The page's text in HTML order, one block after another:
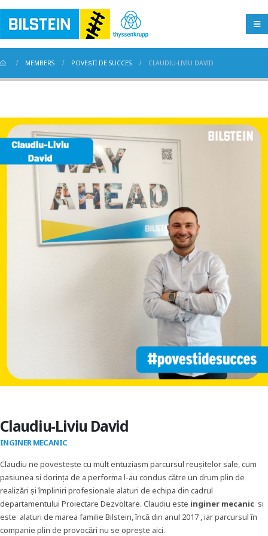
MEMBERS POVEȘTI DE SUCCES CLAUDIU-LIVIU DAVID
Claudiu-Liviu David
INGINER MECANIC
Claudiu ne povestește cu mult entuziasm parcursul reușitelor sale, cum
pasiunea si dorința de a performa l-au condus către un drum plin de
realizări și împliniri profesionale alaturi de echipa din cadrul
departamentului Proiectare Dezvoltare. Claudiu este inginer mecanic si
este alaturi de marea familie Bilstein, încă din anul 2017 , iar parcursul în
companie plin de provocări nu se oprește aici.